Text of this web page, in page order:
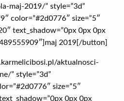
maj-2019/” style=”3d”
color=”#2d0776″ size=”5″
text_shadow=”0px 0px 0px
2019[/button]
aktualnosci-
” style=”3d”
size=”5″
0px 0px